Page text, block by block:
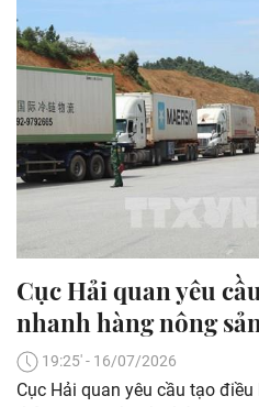
Cục Hải quan yêu
nhanh hàng nông
19:25' - 16/07/2026
Cục Hải quan yêu cầu tạo